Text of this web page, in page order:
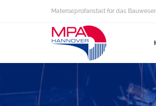
Materialprüfanstalt für das